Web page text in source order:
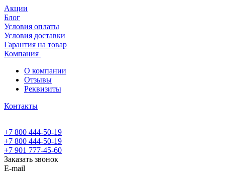
Акции
Блог
Условия оплаты
Условия доставки
Гарантия на товар
Компания
О компании
Отзывы
Реквизиты
Контакты
+7 800 444-50-19
+7 800 444-50-19
+7 901 777-45-60
Заказать звонок
E-mail